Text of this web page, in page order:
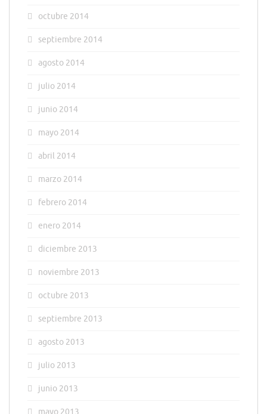
octubre 2014
septiembre 2014
agosto 2014
julio 2014
junio 2014
mayo 2014
abril 2014
marzo 2014
febrero 2014
enero 2014
diciembre 2013
noviembre 2013
octubre 2013
septiembre 2013
agosto 2013
julio 2013
junio 2013
mayo 2013